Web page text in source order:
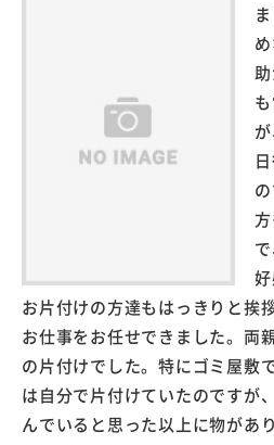
お片付けの方達もはっきりと挨
お仕事をお任せできました。両
の片付けでした。特にゴミ屋敷
は自分で片付けていたのですが
んでいると思った以上に物があ